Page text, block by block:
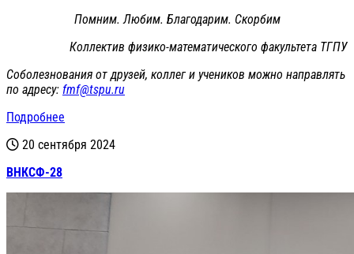
Помним. Любим. Благодарим. Скорбим
Коллектив физико-математического факультета ТГПУ
Соболезнования от друзей, коллег и учеников можно направлять
по адресу: fmf@tspu.ru
Подробнее
20 сентября 2024
ВНКСФ-28